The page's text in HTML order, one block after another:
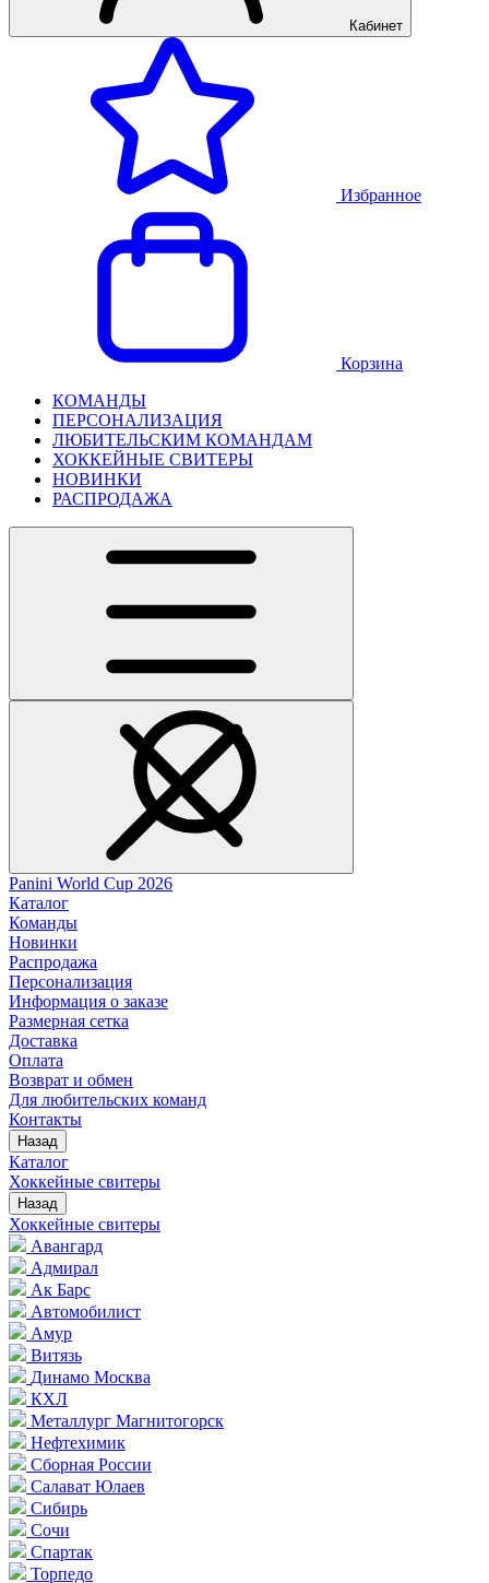
Кабинет
Избранное
Корзина
КОМАНДЫ
ПЕРСОНАЛИЗАЦИЯ
ЛЮБИТЕЛЬСКИМ КОМАНДАМ
ХОККЕЙНЫЕ СВИТЕРЫ
НОВИНКИ
РАСПРОДАЖА
Panini World Cup 2026
Каталог
Команды
Новинки
Распродажа
Персонализация
Информация о заказе
Размерная сетка
Доставка
Оплата
Возврат и обмен
Для любительских команд
Контакты
Назад
Каталог
Хоккейные свитеры
Назад
Хоккейные свитеры
Авангард
Адмирал
Ак Барс
Автомобилист
Амур
Витязь
Динамо Москва
КХЛ
Металлург Магнитогорск
Нефтехимик
Сборная России
Салават Юлаев
Сибирь
Сочи
Спартак
Торпедо